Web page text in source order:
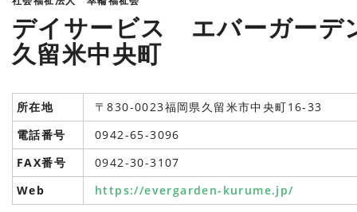
デイサービス エバーガーデ
久留米中央町
所在地
〒830-0023福岡県久留米市中央町16-33
電話番号
0942-65-3096
FAX番号
0942-30-3107
Web
https://evergarden-kurume.jp/